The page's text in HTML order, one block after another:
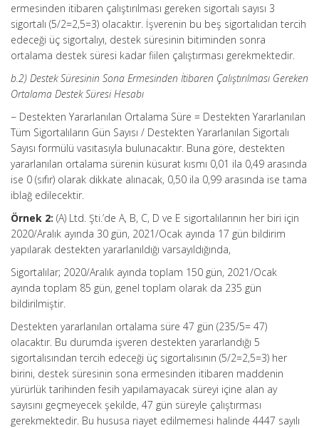
ermesinden itibaren çalıştırılması gereken sigortalı sayısı 3
sigortalı (5/2=2,5=3) olacaktır. İşverenin bu beş sigortalıdan tercih
edeceği üç sigortalıyı, destek süresinin bitiminden sonra
ortalama destek süresi kadar fiilen çalıştırması gerekmektedir.
b.2) Destek Süresinin Sona Ermesinden İtibaren Çalıştırılması Gereken
Ortalama Destek Süresi Hesabı
− Destekten Yararlanılan Ortalama Süre = Destekten Yararlanılan
Tüm Sigortalıların Gün Sayısı / Destekten Yararlanılan Sigortalı
Sayısı formülü vasıtasıyla bulunacaktır. Buna göre, destekten
yararlanılan ortalama sürenin küsurat kısmı 0,01 ila 0,49 arasında
ise 0 (sıfır) olarak dikkate alınacak, 0,50 ila 0,99 arasında ise tama
iblağ edilecektir.
Örnek 2: (A) Ltd. Şti.’de A, B, C, D ve E sigortalılarının her biri için
2020/Aralık ayında 30 gün, 2021/Ocak ayında 17 gün bildirim
yapılarak destekten yararlanıldığı varsayıldığında,
Sigortalılar; 2020/Aralık ayında toplam 150 gün, 2021/Ocak
ayında toplam 85 gün, genel toplam olarak da 235 gün
bildirilmiştir.
Destekten yararlanılan ortalama süre 47 gün (235/5= 47)
olacaktır. Bu durumda işveren destekten yararlandığı 5
sigortalısından tercih edeceği üç sigortalısının (5/2=2,5=3) her
birini, destek süresinin sona ermesinden itibaren maddenin
yürürlük tarihinden fesih yapılamayacak süreyi içine alan ay
sayısını geçmeyecek şekilde, 47 gün süreyle çalıştırması
gerekmektedir. Bu hususa riayet edilmemesi halinde 4447 sayılı